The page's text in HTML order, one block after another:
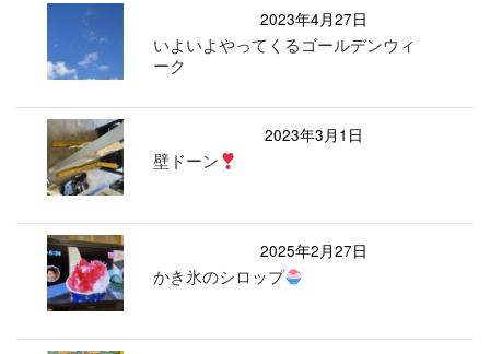
2023年4月27日
いよいよやってくるゴールデンウィ
ーク
2023年3月1日
壁ドーン
2025年2月27日
かき氷のシロップ